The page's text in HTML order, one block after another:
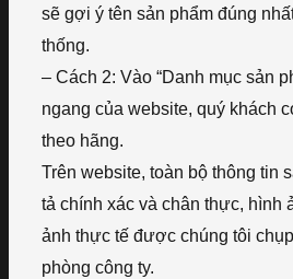
sẽ gợi ý tên sản phẩm đúng
thống.
– Cách 2: Vào “Danh mục sản
ngang của website, quý khách
theo hãng.
Trên website, toàn bộ thông tin
tả chính xác và chân thực, hình
ảnh thực tế được chúng tôi
phòng công ty.